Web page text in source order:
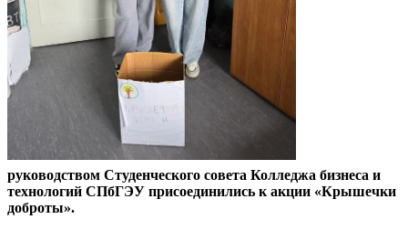
руководством Студенческого совета Колледжа бизнеса и
технологий СПбГЭУ присоединились к акции «Крышечки
доброты».